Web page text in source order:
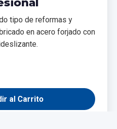
tipo de reformas y
en acero forjado con
al Carrito